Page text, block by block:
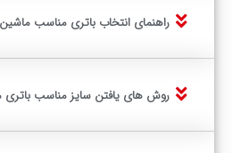
راهنمای انتخاب باتری مناسب ماشین
روش های یافتن سایز مناسب باتری